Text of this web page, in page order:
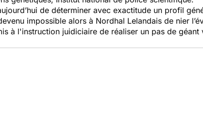
de déterminer avec exactitude un profil
impossible alors à Nordhal Lelandais de nier
à l'instruction juidiciaire de réaliser un pas de géant